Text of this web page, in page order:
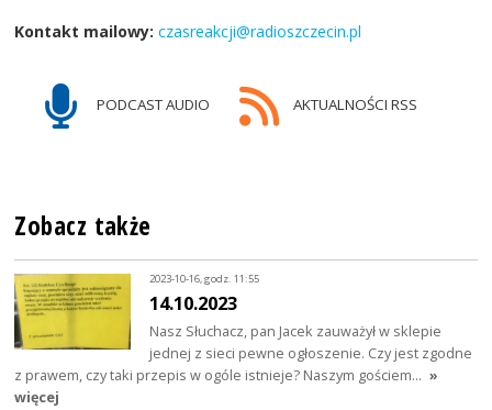
Kontakt mailowy: czasreakcji@radioszczecin.pl
PODCAST AUDIO AKTUALNOŚCI RSS
Zobacz także
2023-10-16, godz. 11:55
14.10.2023
Nasz Słuchacz, pan Jacek zauważył w sklepie
jednej z sieci pewne ogłoszenie. Czy jest zgodne
z prawem, czy taki przepis w ogóle istnieje? Naszym gościem… »
więcej